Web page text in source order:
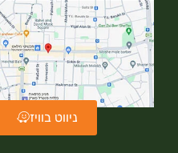
ניווט בוויז